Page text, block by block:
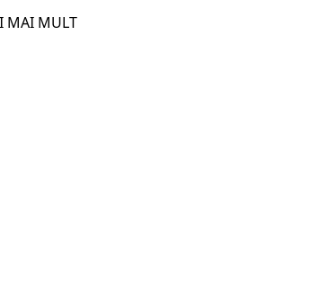
MAI MULT